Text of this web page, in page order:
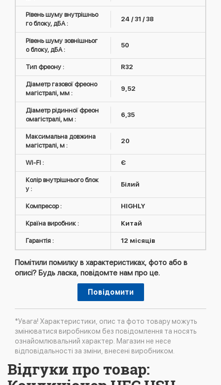
Рівень шуму внутрішньо
го блоку, дБА :
24 / 31 / 38
Рівень шуму зовнішньог
о блоку, дБА :
50
Тип фреону : R32
Діаметр газової фреоно
магістралі, мм :
9,52
Діаметр рідинної фреон
омагістралі, мм :
6,35
Максимальна довжина
магістралі, м :
20
WI-FI : Є
Колір внутрішнього блок
у :
Білий
Компресор : HIGHLY
Країна виробник : Китай
Гарантія : 12 місяців
Помітили помилку в характеристиках, фото або в
описі? Будь ласка, повідомте нам про це.
Повідомити
*Увага! Характеристики, опис та фото товару можуть
змінюватися виробником без повідомлення та носять
ознайомлювальний характер. Магазин не несе
відповідальності за зміни, внесені виробником.
Відгуки про товар: